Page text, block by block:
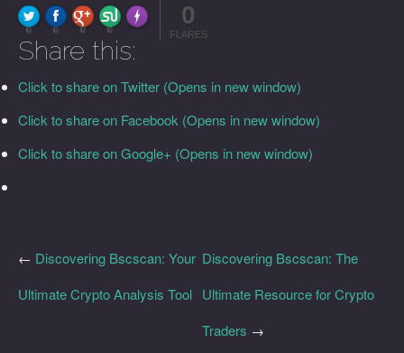
0 0 0 0
Made with FLARE
0
FLARES
Share this:
Click to share on Twitter (Opens in new window)
Click to share on Facebook (Opens in new window)
Click to share on Google+ (Opens in new window)
Discovering Bscscan: The
Ultimate Resource for Crypto
Traders →
← Discovering Bscscan: Your
Ultimate Crypto Analysis Tool